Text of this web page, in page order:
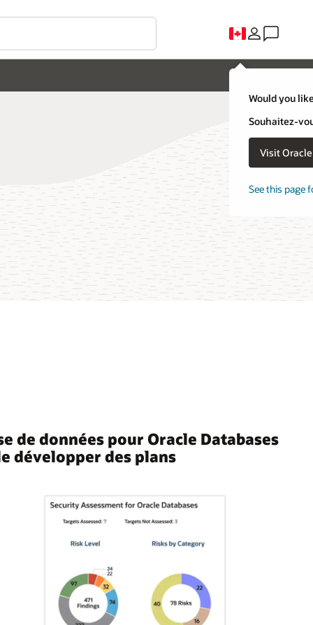
Would you
Souhaitez-
Visit
See this page
de données pour Oracle Databases
développer des plans